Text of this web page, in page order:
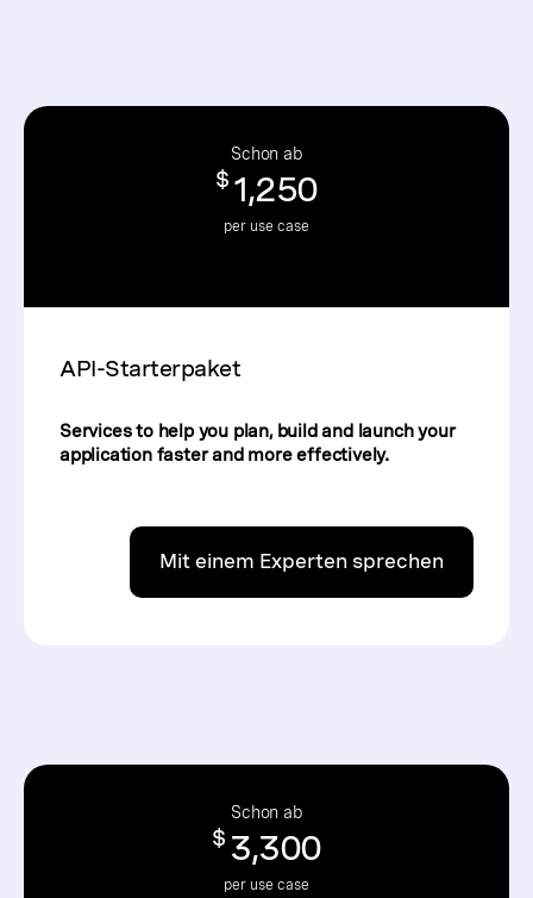
Schon ab
$ 1,250
per use case
API-Starterpaket
Services to help you plan, build and launch your
application faster and more effectively.
Mit einem Experten sprechen
Schon ab
$ 3,300
per use case